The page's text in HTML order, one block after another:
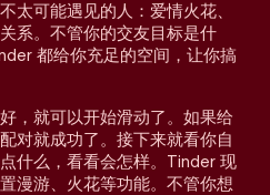
太可能遇见的人：爱情火花、
系。不管你的交友目标是什
都给你充足的空间，让你搞
，就可以开始滑动了。如果给
对就成功了。接下来就看你自
什么，看看会怎样。Tinder 现
漫游、火花等功能。不管你想